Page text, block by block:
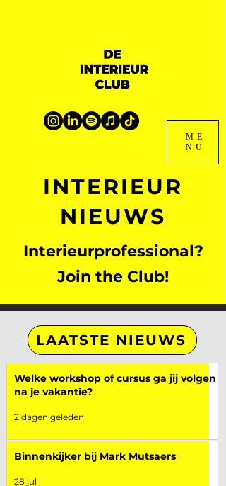
ME
NU
INTERIEUR
NIEUWS
Interieurprofessional?
Join the Club!
LAATSTE NIEUWS
Welke workshop of cursus ga jij volgen
na je vakantie?
2 dagen geleden
Binnenkijker bij Mark Mutsaers
28 jul